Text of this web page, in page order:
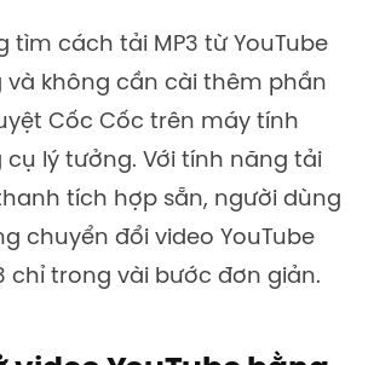
tìm cách tải MP3 từ YouTube
và không cần cài thêm phần
Cốc Cốc trên máy tính
lý tưởng. Với tính năng tải
tích hợp sẵn, người dùng
chuyển đổi video YouTube
chỉ trong vài bước đơn giản.